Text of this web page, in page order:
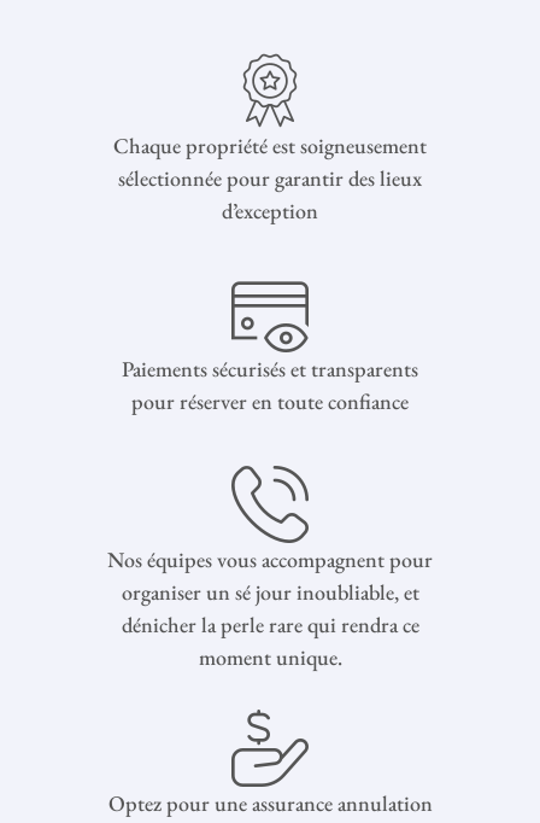
Chaque propriété est soigneusement
sélectionnée pour garantir des lieux
d’exception
Paiements sécurisés et transparents
pour réserver en toute confiance
Nos équipes vous accompagnent pour
organiser un sé jour inoubliable, et
dénicher la perle rare qui rendra ce
moment unique.
Optez pour une assurance annulation